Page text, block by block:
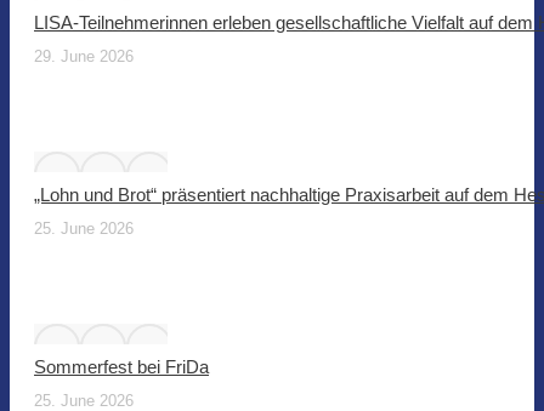
LISA-Teilnehmerinnen erleben gesellschaftliche Vielfalt auf dem
29. June 2026
„Lohn und Brot“ präsentiert nachhaltige Praxisarbeit auf dem
25. June 2026
Sommerfest bei FriDa
25. June 2026